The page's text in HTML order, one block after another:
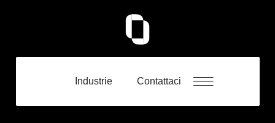
Industrie Contattaci